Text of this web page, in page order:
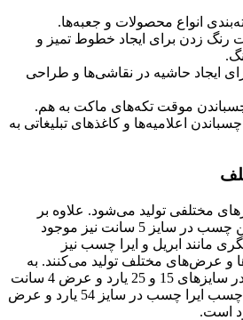
انواع محصولات و جعبه‌ها.
رنگ زدن برای ایجاد خطوط تمیز و
ایجاد حاشیه در نقاشی‌ها و طراحی
موقت تکه‌های ماکت به هم.
اعلامیه‌ها و کاغذهای تبلیغاتی به
مختلفی تولید می‌شود. علاوه بر
سایز 30 یارد 2.5 سانت، این چسب در سایز 5 سانت نیز موجود
مانند ابریل و ایرا چسب نیز
و عرض‌های مختلف تولید می‌کنند. به
عنوان مثال، چسب ابریل در سایزهای 15 و 25 یارد و عرض 4 سانت
و 2 سانت تولید می‌شود و چسب ایرا چسب در سایز 54 یارد و عرض